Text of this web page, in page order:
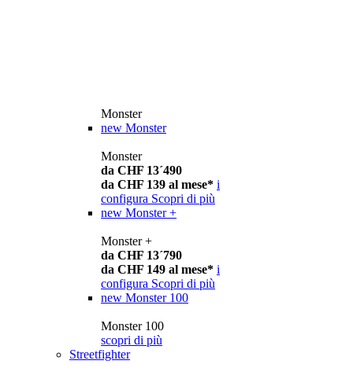
Monster
new Monster
Monster
da CHF 13´490
da CHF 139 al mese* i
configura Scopri di più
new Monster +
Monster +
da CHF 13´790
da CHF 149 al mese* i
configura Scopri di più
new Monster 100
Monster 100
scopri di più
Streetfighter